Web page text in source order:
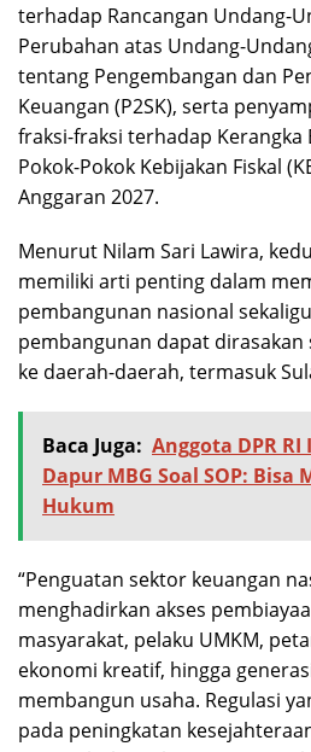
terhadap Rancangan Undang-
Perubahan atas Undang-
tentang Pengembangan dan
Keuangan (P2SK), serta
fraksi-fraksi terhadap Kerangka
Pokok-Pokok Kebijakan Fiskal
Anggaran 2027.
Menurut Nilam Sari Lawira,
memiliki arti penting dalam
pembangunan nasional
pembangunan dapat dirasakan
ke daerah-daerah, termasuk
Baca Juga: Anggota DPR
Dapur MBG Soal SOP: Bisa
Hukum
“Penguatan sektor keuangan
menghadirkan akses
masyarakat, pelaku UMKM,
ekonomi kreatif, hingga
membangun usaha. Regulasi
pada peningkatan